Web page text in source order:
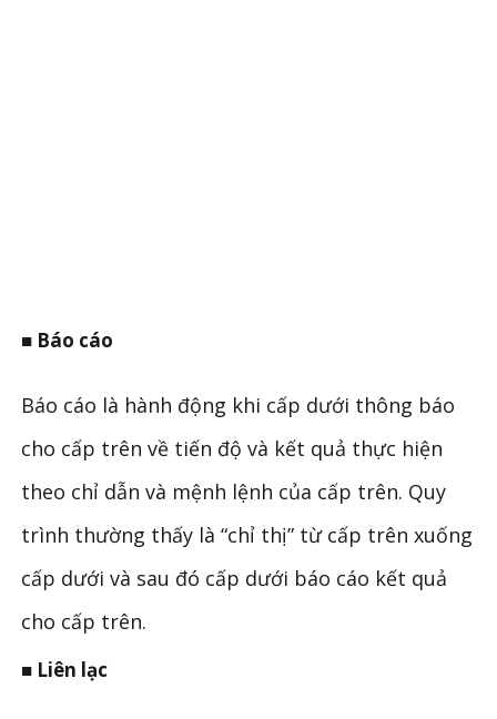
■ Báo cáo
Báo cáo là hành động khi cấp dưới thông báo
cho cấp trên về tiến độ và kết quả thực hiện
theo chỉ dẫn và mệnh lệnh của cấp trên. Quy
trình thường thấy là “chỉ thị” từ cấp trên xuống
cấp dưới và sau đó cấp dưới báo cáo kết quả
cho cấp trên.
■ Liên lạc